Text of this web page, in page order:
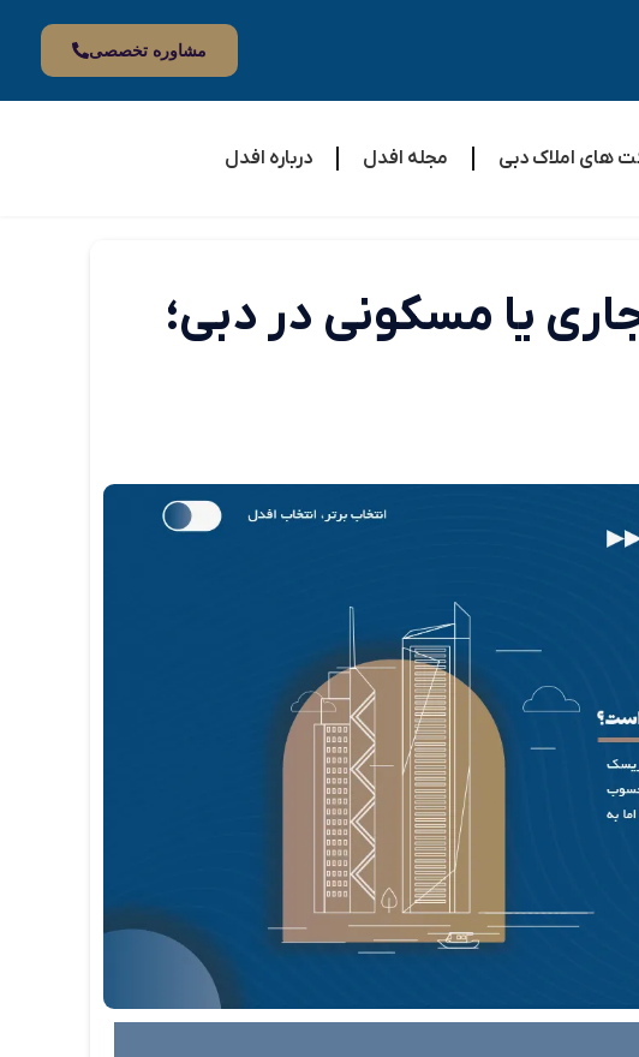
مشاوره تخصصی
های املاک دبی مجله افدل درباره افدل
یا مسکونی در دبی؛